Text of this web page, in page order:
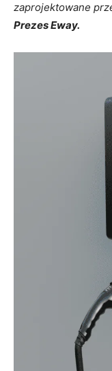
zaprojektowane
Prezes Eway.